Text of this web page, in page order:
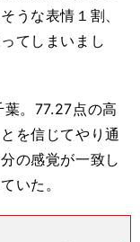
うな表情１割、
てしまいまし
。77.27点の高
を信じてやり通
の感覚が一致し
いた。